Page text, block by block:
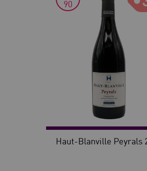
90
Haut-Blanville Peyrals